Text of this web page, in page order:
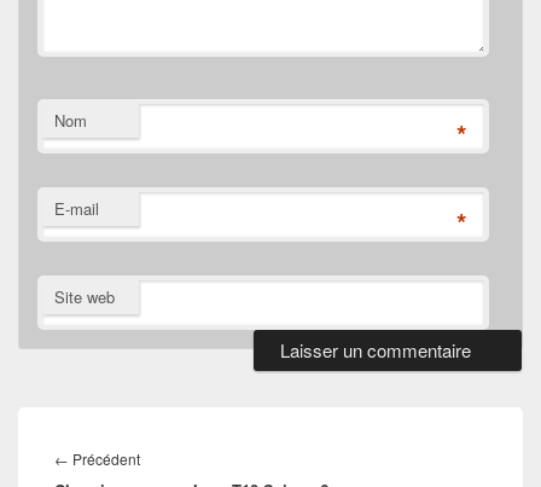
Nom *
E-mail *
Site web
de
← PrécédentArticle